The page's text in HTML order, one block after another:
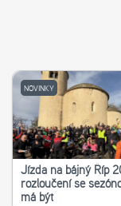
NOVINKY
Jízda na bájný Říp
rozloučení se
má být